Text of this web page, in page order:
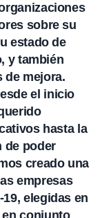
sobre su
estado de
y también
de mejora.
el inicio
hasta la
de poder
creado una
empresas
elegidas en